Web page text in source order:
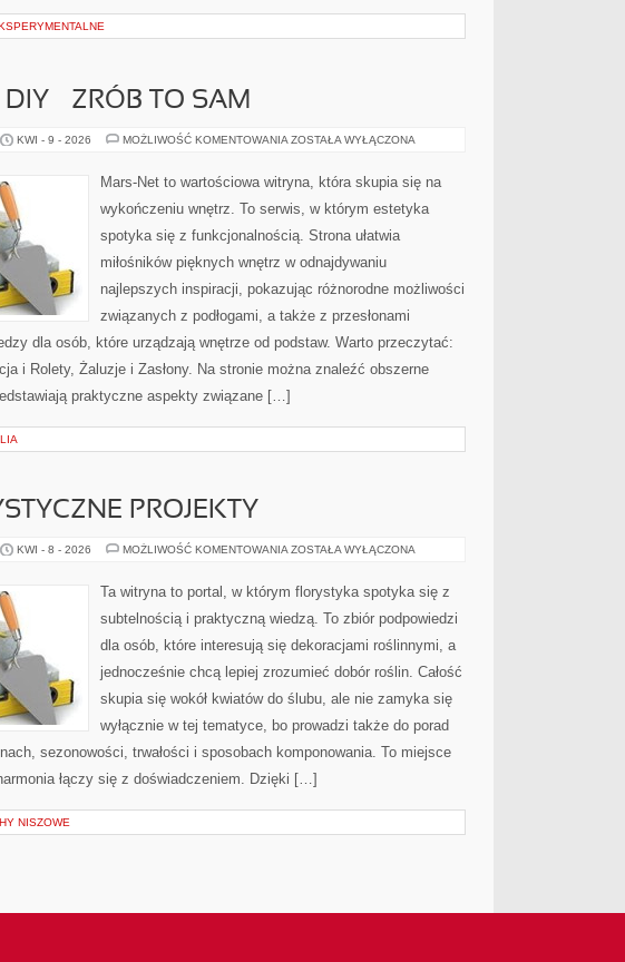
– ZRÓB TO SAM
KWI - 9 - 2026 MOŻLIWOŚĆ KOMENTOWANIA PORADNIKI
ZRÓB
TO
ZOSTAŁA WYŁĄCZONA
Mars-Net to wartościowa witryna, która skupia się na
wykończeniu wnętrz. To serwis, w którym estetyka
spotyka się z funkcjonalnością. Strona ułatwia
miłośników pięknych wnętrz w odnajdywaniu
najlepszych inspiracji, pokazując różnorodne możliwości
związanych z podłogami, a także z przesłonami
dla osób, które urządzają wnętrze od podstaw. Warto przeczytać:
i Rolety, Żaluzje i Zasłony. Na stronie można znaleźć obszerne
praktyczne aspekty związane […]
PROJEKTY
KWI - 8 - 2026 MOŻLIWOŚĆ KOMENTOWANIA DIY
PROJEKTY
ZOSTAŁA WYŁĄCZONA
Ta witryna to portal, w którym florystyka spotyka się z
subtelnością i praktyczną wiedzą. To zbiór podpowiedzi
dla osób, które interesują się dekoracjami roślinnymi, a
jednocześnie chcą lepiej zrozumieć dobór roślin. Całość
skupia się wokół kwiatów do ślubu, ale nie zamyka się
wyłącznie w tej tematyce, bo prowadzi także do porad
sezonowości, trwałości i sposobach komponowania. To miejsce
łączy się z doświadczeniem. Dzięki […]
NISZOWE